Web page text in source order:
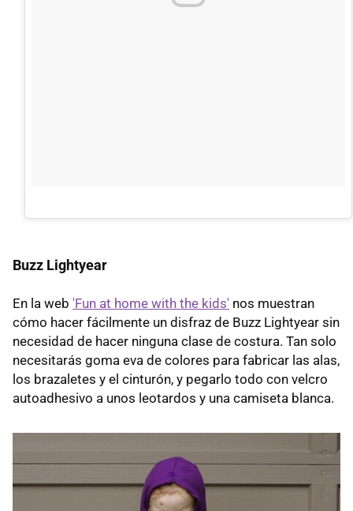
Buzz Lightyear
En la web 'Fun at home with the kids' nos muestran
cómo hacer fácilmente un disfraz de Buzz Lightyear sin
necesidad de hacer ninguna clase de costura. Tan solo
necesitarás goma eva de colores para fabricar las alas,
los brazaletes y el cinturón, y pegarlo todo con velcro
autoadhesivo a unos leotardos y una camiseta blanca.